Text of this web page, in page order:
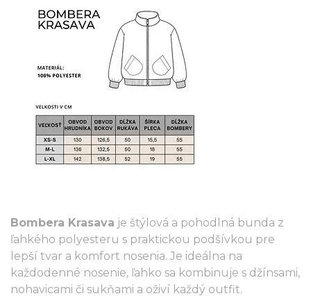
Bombera Krasava je štýlová a pohodlná bunda z
ľahkého polyesteru s praktickou podšívkou pre
lepší tvar a komfort nosenia. Je ideálna na
každodenné nosenie, ľahko sa kombinuje s džínsami,
nohavicami či sukňami a oživí každý outfit.